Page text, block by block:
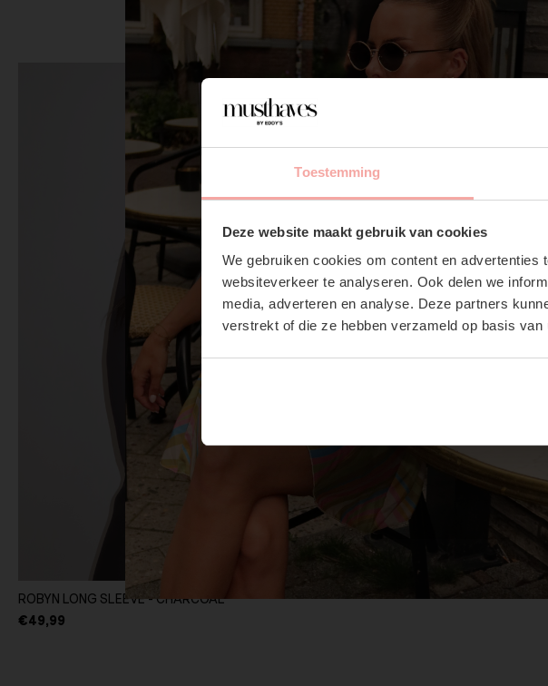
Toestemming
Deze website maakt gebruik van cookies
We gebruiken cookies om content en
websiteverkeer te analyseren. Ook delen we
media, adverteren en analyse. Deze partners
verstrekt of die ze hebben verzameld op basis
ROBYN LONG SLEEVE - CHARCOAL
€49,99